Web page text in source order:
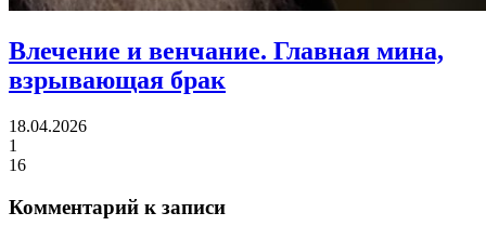
Влечение и венчание. Главная мина,
взрывающая брак
18.04.2026
1
16
Комментарий к записи